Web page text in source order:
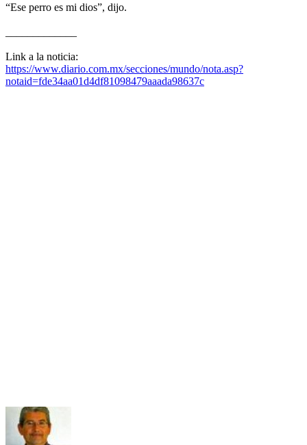
“Ese perro es mi dios”, dijo.
Link a la noticia:
https://www.diario.com.mx/secciones/mundo/nota.asp?
notaid=fde34aa01d4df81098479aaada98637c